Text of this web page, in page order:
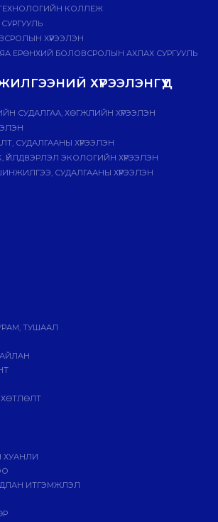
КОЛЛЕЖ
ХҮРЭЭЛЭН
ЕРӨНХИЙ БОЛОВСРОЛЫН АХЛАХ СУРГУУЛЬ
ХҮРЭЭЛЭНГҮҮД
СУДАЛГАА, ХӨГЖЛИЙН ХҮРЭЭЛЭН
СУДАЛГААНЫ ХҮРЭЭЛЭН
ҮЙЛДВЭРЛЭЛ ЭКОЛОГИЙН ХҮРЭЭЛЭН
СУДАЛГААНЫ ХҮРЭЭЛЭН
ТУШААЛ
ХӨТЛӨЛТ
ХУАНЛИ
ИТГЭМЖЛЭЛ